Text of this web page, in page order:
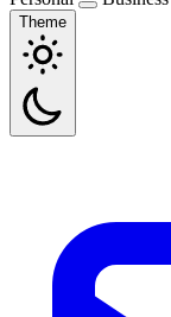
Theme